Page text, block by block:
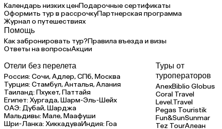
Календарь низких ценПодарочные сертификаты
Оформить тур в рассрочкуПартнерская программа
Журнал о путешествиях
Помощь
Как забронировать тур?Правила въезда и визы
Ответы на вопросыАкции
Отели без перелета
Россия:Сочи,Адлер,СПб,Москва
Турция:Стамбул,Анталья,Алания
Таиланд:Пхукет,Паттайя
Египет:Хургада,Шарм-Эль-Шейх
ОАЭ:Дубай,Шарджа
Мальдивы:Мале,Маафуши
Шри-Ланка:ХиккадуваИндия:Гоа
Туры от
туроператоров
AnexBiblio Globus
Coral Travel
Level.Travel
Pegas Touristik
Fun&SunSunmar
Tez TourАлеан